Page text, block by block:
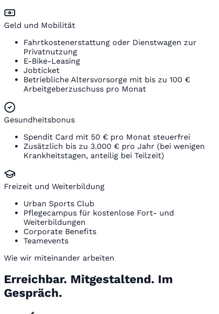
Geld und Mobilität
Fahrtkostenerstattung oder Dienstwagen zur
Privatnutzung
E-Bike-Leasing
Jobticket
Betriebliche Altersvorsorge mit bis zu 100 €
Arbeitgeberzuschuss pro Monat
Gesundheitsbonus
Spendit Card mit 50 € pro Monat steuerfrei
Zusätzlich bis zu 3.000 € pro Jahr (bei wenigen
Krankheitstagen, anteilig bei Teilzeit)
Freizeit und Weiterbildung
Urban Sports Club
Pflegecampus für kostenlose Fort- und
Weiterbildungen
Corporate Benefits
Teamevents
Wie wir miteinander arbeiten
Erreichbar. Mitgestaltend. Im
Gespräch.